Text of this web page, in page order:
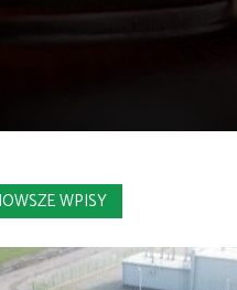
WPISY